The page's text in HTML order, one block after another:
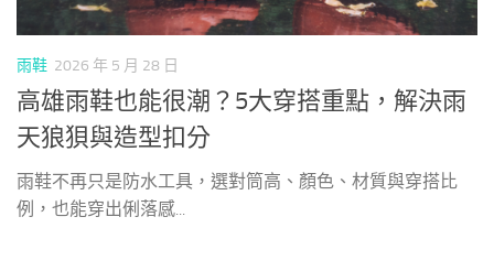
雨鞋 2026 年 5 月 28 日
高雄雨鞋也能很潮？5大穿搭重點，解決雨
天狼狽與造型扣分
雨鞋不再只是防水工具，選對筒高、顏色、材質與穿搭比
例，也能穿出俐落感...